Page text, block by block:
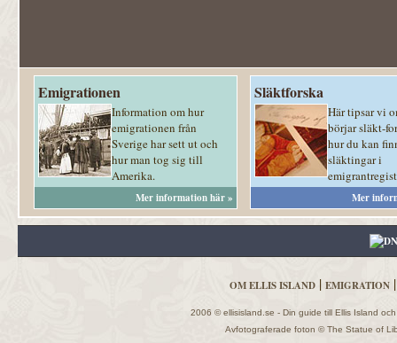
Emigrationen
Information om hur
emigrationen från
Sverige har sett ut och
hur man tog sig till
Amerika.
Mer information här »
Släktforska
Här tipsar vi
börjar släkt-
hur du kan
släktingar i
Mer
OM ELLIS ISLAND| EMIGRATION
2006 © ellisisland.se - Din guide till Ellis Island och
Avfotograferade foton © The Statue of